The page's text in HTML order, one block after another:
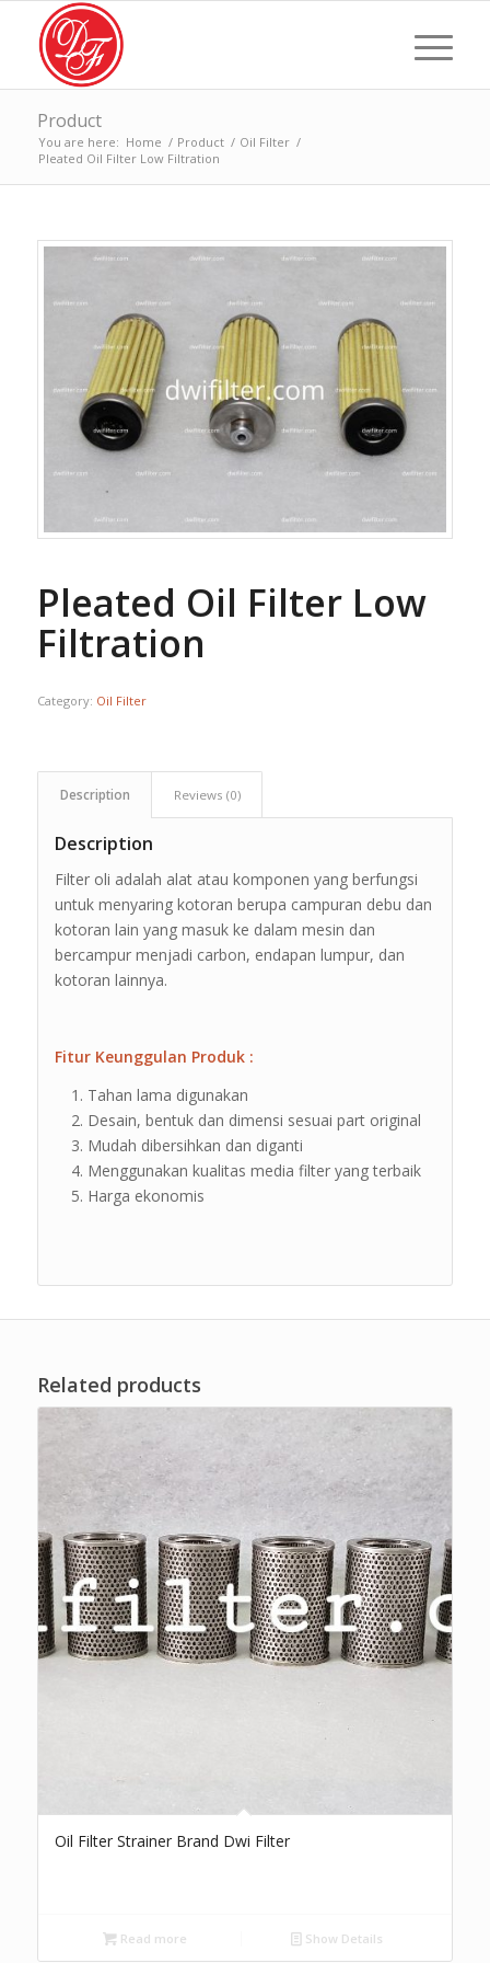
Product
You are here: Home / Product / Oil Filter /
Pleated Oil Filter Low Filtration
Pleated Oil Filter Low
Filtration
Category: Oil Filter
Description Reviews (0)
Description
Filter oli adalah alat atau komponen yang berfungsi
untuk menyaring kotoran berupa campuran debu dan
kotoran lain yang masuk ke dalam mesin dan
bercampur menjadi carbon, endapan lumpur, dan
kotoran lainnya.
Fitur Keunggulan Produk :
Tahan lama digunakan
Desain, bentuk dan dimensi sesuai part original
Mudah dibersihkan dan diganti
Menggunakan kualitas media filter yang terbaik
Harga ekonomis
Related products
Oil Filter Strainer Brand Dwi Filter
Read more Show Details